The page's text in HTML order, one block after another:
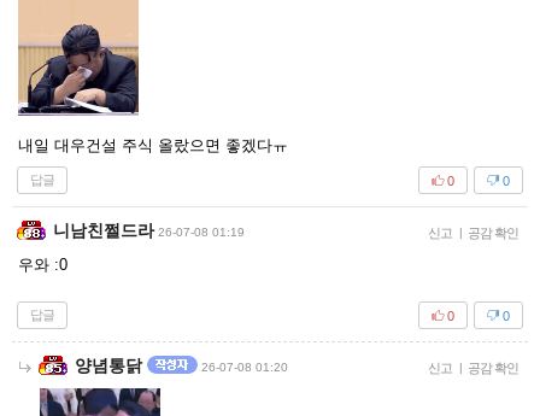
내일 대우건설 주식 올랐으면 좋겠다ㅠ
답글 0
0
니남친쩔드라 26-07-08 01:19 신고 | 공감 확인
우와 :0
답글 0
0
양념통닭 26-07-08 01:20 신고 | 공감 확인